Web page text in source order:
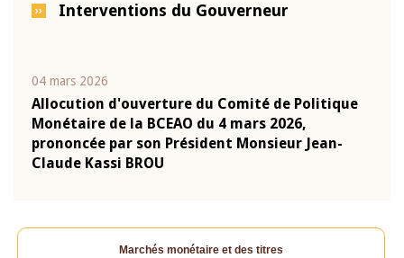
Interventions du Gouverneur
04 mars 2026
Allocution d'ouverture du Comité de Politique
Monétaire de la BCEAO du 4 mars 2026,
prononcée par son Président Monsieur Jean-
Claude Kassi BROU
Marchés monétaire et des titres